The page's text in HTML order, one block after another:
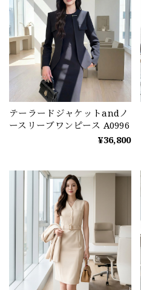
テーラードジャケットandノ
ースリーブワンピース A0996
¥36,800